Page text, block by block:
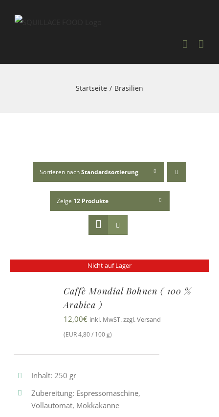
Startseite Brasilien
Sortieren nachStandardsortierung
Zeige 12 Produkte
Nicht auf Lager
Caffè Mondial Bohnen ( 100 %
Arabica )
12,00€ inkl. MwST. zzgl. Versand
(EUR 4,80 / 100 g)
Inhalt: 250 gr
Zubereitung: Espressomaschine,
Vollautomat, Mokkakanne